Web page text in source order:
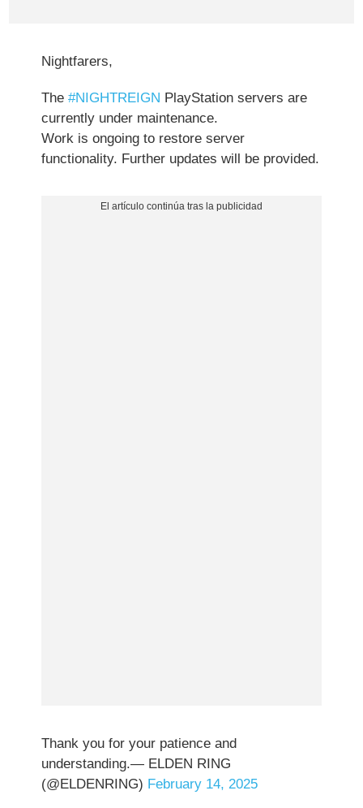
Nightfarers,
The#NIGHTREIGN PlayStation servers are
currently under maintenance.
Work is ongoing to restore server
functionality. Further updates will be provided.
Thank you for your patience and
understanding.— ELDEN RING
(@ELDENRING) February 14, 2025